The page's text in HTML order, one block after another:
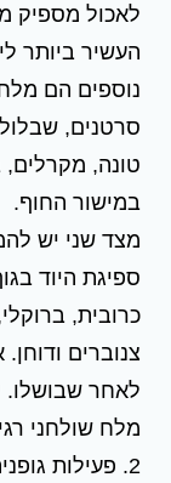
לאכול מספיק
נוספים הם
סרטנים,
טונה, מקרלים,
במישור החוף.
מצד שני יש
ספיגת היוד
כרובית,
צנוברים
לאחר שבושלו.
מלח שולחני
2. פעילות